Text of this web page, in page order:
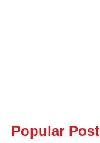
Popular Post